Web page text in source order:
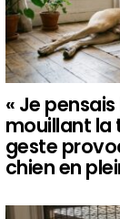
« Je
mouillant la
geste
chien en